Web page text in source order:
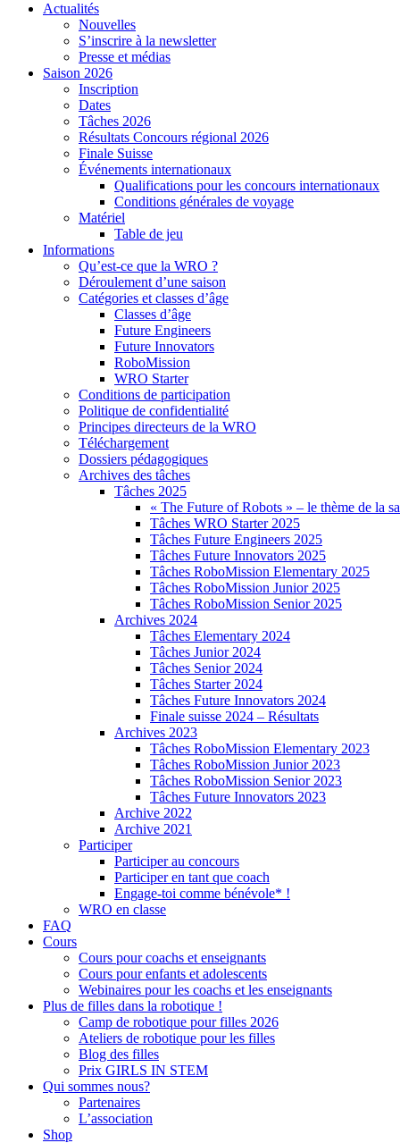
Actualités
Nouvelles
S’inscrire à la newsletter
Presse et médias
Saison 2026
Inscription
Dates
Tâches 2026
Résultats Concours régional 2026
Finale Suisse
Événements internationaux
Qualifications pour les concours internationaux
Conditions générales de voyage
Matériel
Table de jeu
Informations
Qu’est-ce que la WRO ?
Déroulement d’une saison
Catégories et classes d’âge
Classes d’âge
Future Engineers
Future Innovators
RoboMission
WRO Starter
Conditions de participation
Politique de confidentialité
Principes directeurs de la WRO
Téléchargement
Dossiers pédagogiques
Archives des tâches
Tâches 2025
« The Future of Robots » – le thème de la
Tâches WRO Starter 2025
Tâches Future Engineers 2025
Tâches Future Innovators 2025
Tâches RoboMission Elementary 2025
Tâches RoboMission Junior 2025
Tâches RoboMission Senior 2025
Archives 2024
Tâches Elementary 2024
Tâches Junior 2024
Tâches Senior 2024
Tâches Starter 2024
Tâches Future Innovators 2024
Finale suisse 2024 – Résultats
Archives 2023
Tâches RoboMission Elementary 2023
Tâches RoboMission Junior 2023
Tâches RoboMission Senior 2023
Tâches Future Innovators 2023
Archive 2022
Archive 2021
Participer
Participer au concours
Participer en tant que coach
Engage-toi comme bénévole* !
WRO en classe
FAQ
Cours
Cours pour coachs et enseignants
Cours pour enfants et adolescents
Webinaires pour les coachs et les enseignants
Plus de filles dans la robotique !
Camp de robotique pour filles 2026
Ateliers de robotique pour les filles
Blog des filles
Prix GIRLS IN STEM
Qui sommes nous?
Partenaires
L’association
Shop